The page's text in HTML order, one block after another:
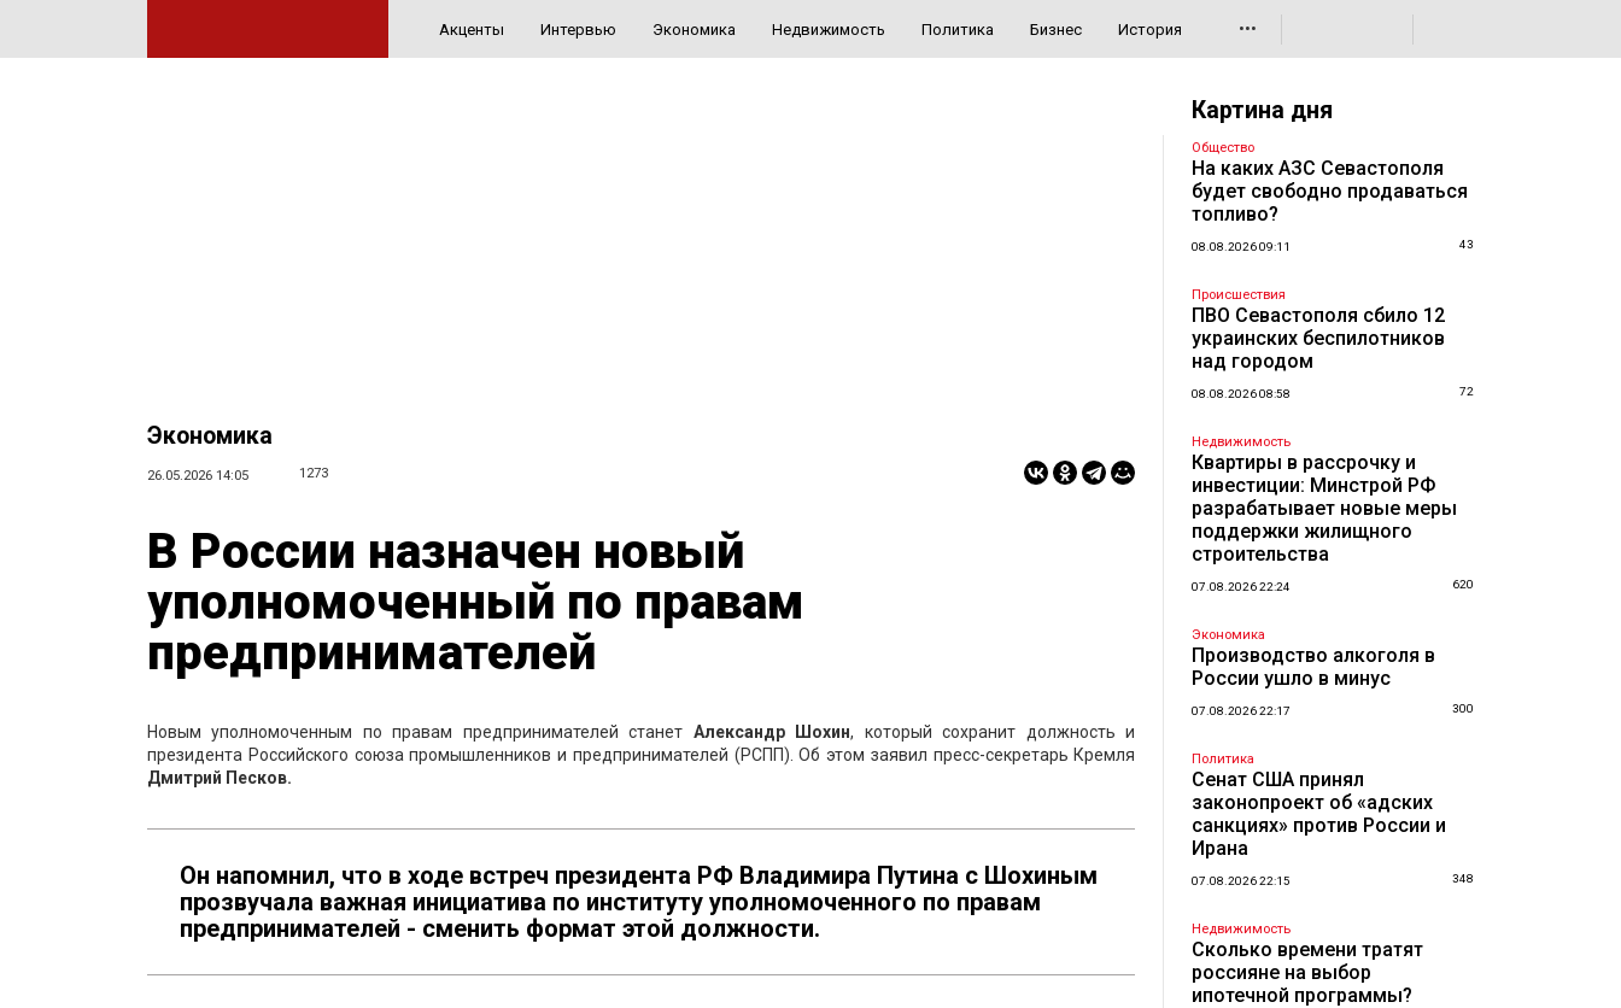
Акценты Интервью Экономика Недвижимость Политика Бизнес История •••
Экономика
26.05.2026 14:05 1273
В России назначен новый
уполномоченный по правам
предпринимателей
Новым уполномоченным по правам предпринимателей станет Александр Шохин, который сохранит должность и
президента Российского союза промышленников и предпринимателей (РСПП). Об этом заявил пресс-секретарь Кремля
Дмитрий Песков.
Он напомнил, что в ходе встреч президента РФ Владимира Путина с Шохиным
прозвучала важная инициатива по институту уполномоченного по правам
предпринимателей - сменить формат этой должности.
Картина дня
Общество
На каких АЗС Севастополя
будет свободно продаваться
топливо?
08.08.2026 09:11 43
Происшествия
ПВО Севастополя сбило 12
украинских беспилотников
над городом
08.08.2026 08:58 72
Недвижимость
Квартиры в рассрочку и
инвестиции: Минстрой РФ
разрабатывает новые меры
поддержки жилищного
строительства
07.08.2026 22:24 620
Экономика
Производство алкоголя в
России ушло в минус
07.08.2026 22:17 300
Политика
Сенат США принял
законопроект об «адских
санкциях» против России и
Ирана
07.08.2026 22:15 348
Недвижимость
Сколько времени тратят
россияне на выбор
ипотечной программы?